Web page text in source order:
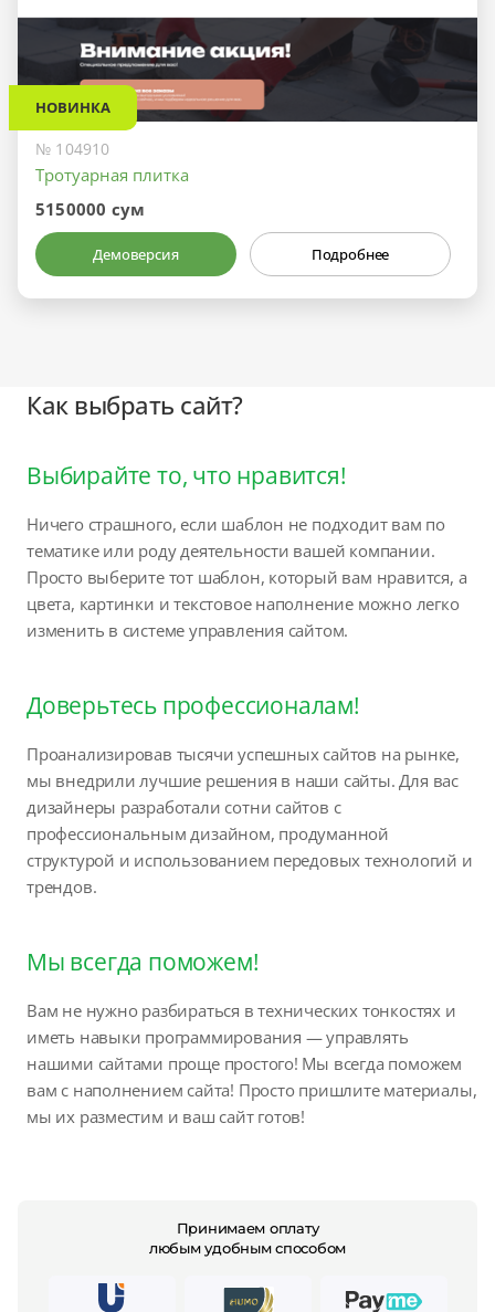
НОВИНКА
№ 104910
Тротуарная плитка
5150000 сум
Демоверсия Подробнее
Как выбрать сайт?
Выбирайте то, что нравится!
Ничего страшного, если шаблон не подходит вам по
тематике или роду деятельности вашей компании.
Просто выберите тот шаблон, который вам нравится, а
цвета, картинки и текстовое наполнение можно легко
изменить в системе управления сайтом.
Доверьтесь профессионалам!
Проанализировав тысячи успешных сайтов на рынке,
мы внедрили лучшие решения в наши сайты. Для вас
дизайнеры разработали сотни сайтов с
профессиональным дизайном, продуманной
структурой и использованием передовых технологий и
трендов.
Мы всегда поможем!
Вам не нужно разбираться в технических тонкостях и
иметь навыки программирования — управлять
нашими сайтами проще простого! Мы всегда поможем
вам с наполнением сайта! Просто пришлите материалы,
мы их разместим и ваш сайт готов!
Принимаем оплату
любым удобным способом